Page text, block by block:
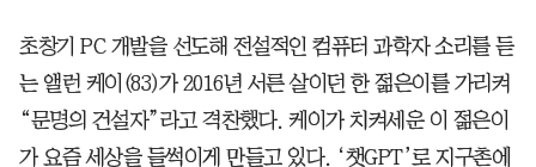
초창기 PC 개발을 선도해 전설적인 컴퓨터 과학자 소리를 듣
는 앨런 케이(83)가 2016년 서른 살이던 한 젊은이를 가리켜
“문명의 건설자”라고 격찬했다. 케이가 치켜세운 이 젊은이
가 요즘 세상을 들썩이게 만들고 있다. ‘챗GPT’로 지구촌에